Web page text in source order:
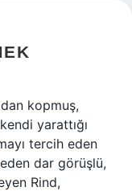
kopmuş,
yarattığı
tercih eden
dar görüşlü,
Rind,